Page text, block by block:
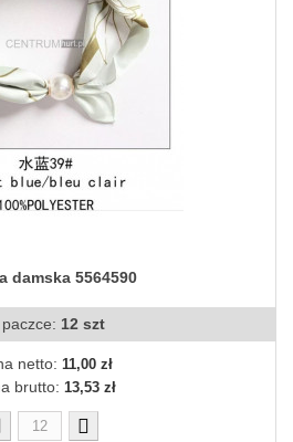
damska 5564590
12 szt
netto: 11,00 zł
brutto: 13,53 zł